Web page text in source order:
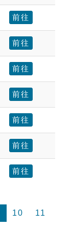
前往
前往
前往
前往
前往
前往
前往
10
11